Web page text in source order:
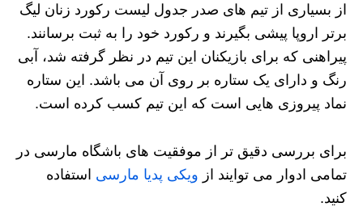
از بسیاری از تیم های صدر جدول لیست رکورد زنان لیگ
برتر اروپا پیشی بگیرند و رکورد خود را به ثبت برسانند.
پیراهنی که برای بازیکنان این تیم در نظر گرفته شد، آبی
رنگ و دارای یک ستاره بر روی آن می باشد. این ستاره
نماد پیروزی هایی است که این تیم کسب کرده است.
برای بررسی دقیق تر از موفقیت های باشگاه مارسی در
تمامی ادوار می توایند از ویکی پدیا مارسی استفاده
کنید.